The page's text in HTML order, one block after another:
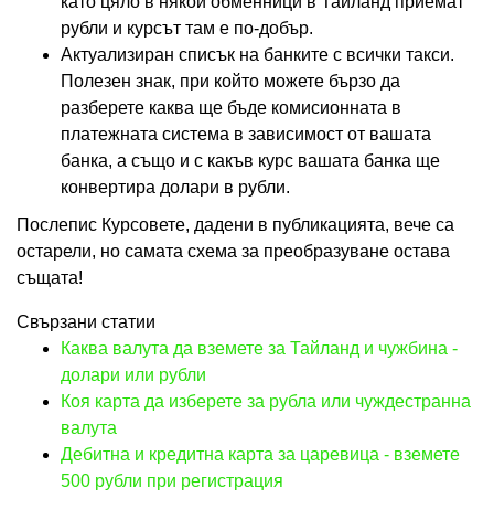
рубли и курсът там е по-добър.
Актуализиран списък на банките с всички такси.
Полезен знак, при който можете бързо да
разберете каква ще бъде комисионната в
платежната система в зависимост от вашата
банка, а също и с какъв курс вашата банка ще
конвертира долари в рубли.
Послепис Курсовете, дадени в публикацията, вече са
остарели, но самата схема за преобразуване остава
същата!
Свързани статии
Каква валута да вземете за Тайланд и чужбина -
долари или рубли
Коя карта да изберете за рубла или чуждестранна
валута
Дебитна и кредитна карта за царевица - вземете
500 рубли при регистрация